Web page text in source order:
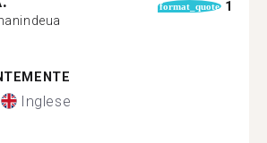
format_quote 1
Inglese